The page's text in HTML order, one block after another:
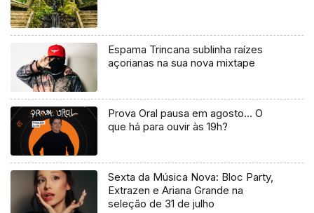
Espama Trincana sublinha raízes
açorianas na sua nova mixtape
Prova Oral pausa em agosto… O
que há para ouvir às 19h?
Sexta da Música Nova: Bloc Party,
Extrazen e Ariana Grande na
seleção de 31 de julho